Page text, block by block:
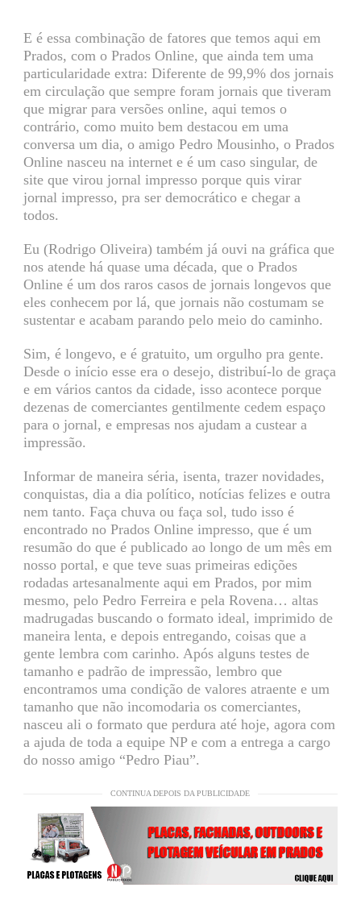
E é essa combinação de fatores que temos aqui em
Prados, com o Prados Online, que ainda tem uma
particularidade extra: Diferente de 99,9% dos jornais
em circulação que sempre foram jornais que tiveram
que migrar para versões online, aqui temos o
contrário, como muito bem destacou em uma
conversa um dia, o amigo Pedro Mousinho, o Prados
Online nasceu na internet e é um caso singular, de
site que virou jornal impresso porque quis virar
jornal impresso, pra ser democrático e chegar a
todos.
Eu (Rodrigo Oliveira) também já ouvi na gráfica que
nos atende há quase uma década, que o Prados
Online é um dos raros casos de jornais longevos que
eles conhecem por lá, que jornais não costumam se
sustentar e acabam parando pelo meio do caminho.
Sim, é longevo, e é gratuito, um orgulho pra gente.
Desde o início esse era o desejo, distribuí-lo de graça
e em vários cantos da cidade, isso acontece porque
dezenas de comerciantes gentilmente cedem espaço
para o jornal, e empresas nos ajudam a custear a
impressão.
Informar de maneira séria, isenta, trazer novidades,
conquistas, dia a dia político, notícias felizes e outra
nem tanto. Faça chuva ou faça sol, tudo isso é
encontrado no Prados Online impresso, que é um
resumão do que é publicado ao longo de um mês em
nosso portal, e que teve suas primeiras edições
rodadas artesanalmente aqui em Prados, por mim
mesmo, pelo Pedro Ferreira e pela Rovena… altas
madrugadas buscando o formato ideal, imprimido de
maneira lenta, e depois entregando, coisas que a
gente lembra com carinho. Após alguns testes de
tamanho e padrão de impressão, lembro que
encontramos uma condição de valores atraente e um
tamanho que não incomodaria os comerciantes,
nasceu ali o formato que perdura até hoje, agora com
a ajuda de toda a equipe NP e com a entrega a cargo
do nosso amigo “Pedro Piau”.
CONTINUA DEPOIS DA PUBLICIDADE